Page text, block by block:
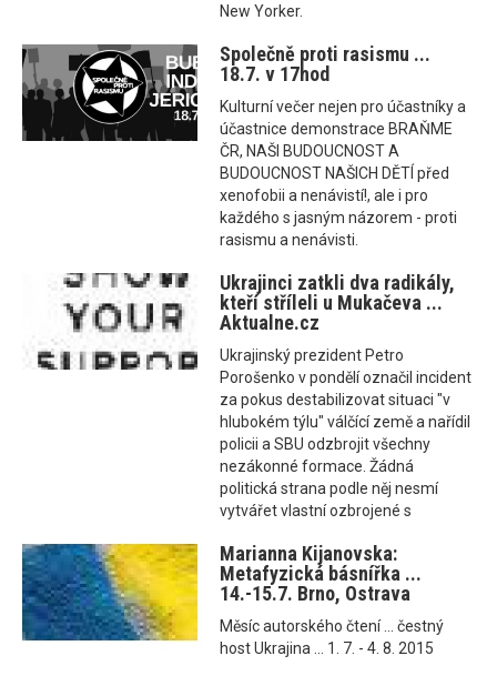
New Yorker.
Společně proti rasismu ...
18.7. v 17hod
Kulturní večer nejen pro účastníky a
účastnice demonstrace BRAŇME
ČR, NAŠI BUDOUCNOST A
BUDOUCNOST NAŠICH DĚTÍ před
xenofobii a nenávistí!, ale i pro
každého s jasným názorem - proti
rasismu a nenávisti.
Ukrajinci zatkli dva radikály,
kteří stříleli u Mukačeva ...
Aktualne.cz
Ukrajinský prezident Petro
Porošenko v pondělí označil incident
za pokus destabilizovat situaci "v
hlubokém týlu" válčící země a nařídil
policii a SBU odzbrojit všechny
nezákonné formace. Žádná
politická strana podle něj nesmí
vytvářet vlastní ozbrojené s
Marianna Kijanovska:
Metafyzická básnířka ...
14.-15.7. Brno, Ostrava
Měsíc autorského čtení ... čestný
host Ukrajina ... 1. 7. - 4. 8. 2015